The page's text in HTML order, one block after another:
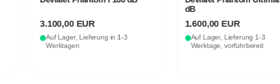
3.100,00 EUR
Auf Lager, Lieferung in 1-3
Werktagen
dB
1.600,00 EUR
Auf Lager, Lieferung 1-3
Werktage, vorführbereit